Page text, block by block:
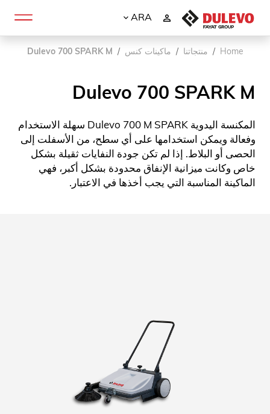
ARA
Home منتجاتنا ماكينات كنس Dulevo 700 SPARK M
Dulevo 700 SPARK M
المكنسة اليدوية Dulevo 700 M SPARK سهلة الاستخدام
وفعالة ويمكن استخدامها على أي سطح، من الأسفلت إلى
الحصى أو البلاط. إذا لم تكن جودة النفايات ثقيلة بشكل
خاص وكانت ميزانية الإنفاق محدودة بشكل أكبر، فهي
الماكينة المناسبة التي يجب أخذها في الاعتبار.